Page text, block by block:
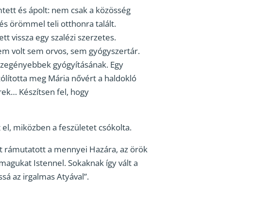
és ápolt: nem csak a közösség
örömmel teli otthonra talált.
vissza egy szalézi szerzetes.
volt sem orvos, sem gyógyszertár.
gyógyításának. Egy
meg Mária nővért a haldokló
Készítsen fel, hogy
miközben a feszületet csókolta.
rámutatott a mennyei Hazára, az örök
Istennel. Sokaknak így vált a
az irgalmas Atyával”.